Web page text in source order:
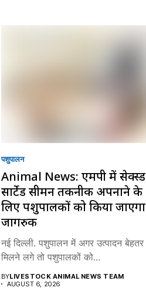
पशुपालन
Animal News: एमपी में सेक्स्ड
सार्टेड सीमन तकनीक अपनाने के
लिए पशुपालकों को किया जाएगा
जागरुक
नई दिल्ली. पशुपालन में अगर उत्पादन बेहतर
मिलने लगे तो पशुपालकों को...
BYLIVESTOCK ANIMAL NEWS TEAM
AUGUST 6, 2026